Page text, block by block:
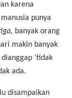
karena
punya
banyak orang
makin banyak
‘tidak
ada.
disampaikan